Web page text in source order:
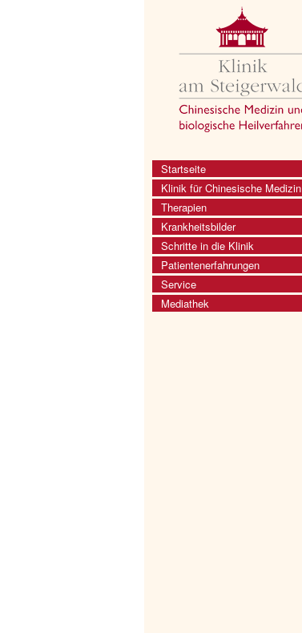
Startseite
Klinik für Chinesische Medizin
Therapien
Krankheitsbilder
Schritte in die Klinik
Patientenerfahrungen
Service
Mediathek